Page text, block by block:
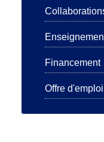
Financement
Offre d'emploi